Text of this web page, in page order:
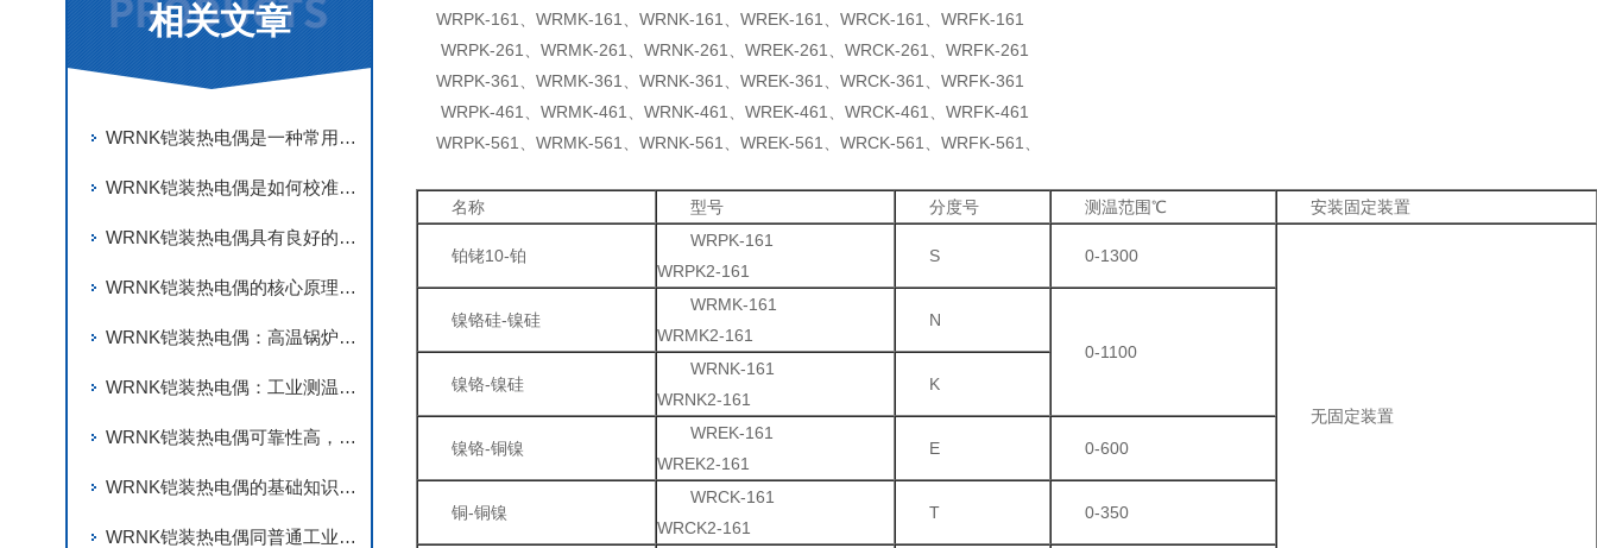
相关文章
WRNK铠装热电偶是一种常用的温度传感器
WRNK铠装热电偶是如何校准温度点的？
WRNK铠装热电偶具有良好的柔韧性
WRNK铠装热电偶的核心原理是热电效应
WRNK铠装热电偶：高温锅炉测温的“精准守护者”
WRNK铠装热电偶：工业测温领域的全能型“温度卫士”
WRNK铠装热电偶可靠性高，使用寿命长
WRNK铠装热电偶的基础知识及应用领域解析
WRNK铠装热电偶同普通工业用热电偶相比，有何优势？
WRPK-161、WRMK-161、WRNK-161、WREK-161、WRCK-161、WRFK-161
WRPK-261、WRMK-261、WRNK-261、WREK-261、WRCK-261、WRFK-261
WRPK-361、WRMK-361、WRNK-361、WREK-361、WRCK-361、WRFK-361
WRPK-461、WRMK-461、WRNK-461、WREK-461、WRCK-461、WRFK-461
WRPK-561、WRMK-561、WRNK-561、WREK-561、WRCK-561、WRFK-561、
名称 型号 分度号 测温范围℃ 安装固定装置
铂铑10-铂
WRPK-161
WRPK2-161
S 0-1300
无固定装置
镍铬硅-镍硅
WRMK-161
WRMK2-161
N
0-1100
镍铬-镍硅
WRNK-161
WRNK2-161
K
镍铬-铜镍
WREK-161
WREK2-161
E 0-600
铜-铜镍
WRCK-161
WRCK2-161
T 0-350